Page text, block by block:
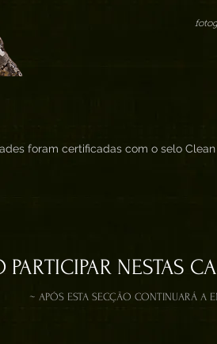
foram certificadas com o selo
NESTAS
~ APÓS ESTA SECÇÃO CONTINUARÁ A